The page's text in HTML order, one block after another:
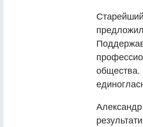
общества.